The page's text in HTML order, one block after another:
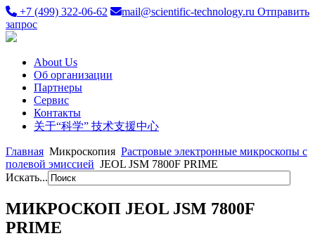
+7 (499) 322-06-62 mail@scientific-technology.ru Отправить
запрос
About Us
Об организации
Партнеры
Сервис
Контакты
关于“科学” 技术支援中心
Главная Микроскопия Растровые электронные микроскопы с
полевой эмиссией JEOL JSM 7800F PRIME
Искать...
МИКРОСКОП JEOL JSM 7800F
PRIME